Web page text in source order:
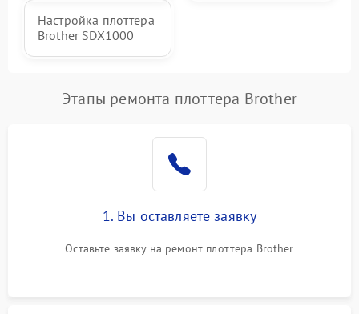
Настройка плоттера
Brother SDX1000
Этапы ремонта плоттера Brother
1. Вы оставляете заявку
Оставьте заявку на ремонт плоттера Brother